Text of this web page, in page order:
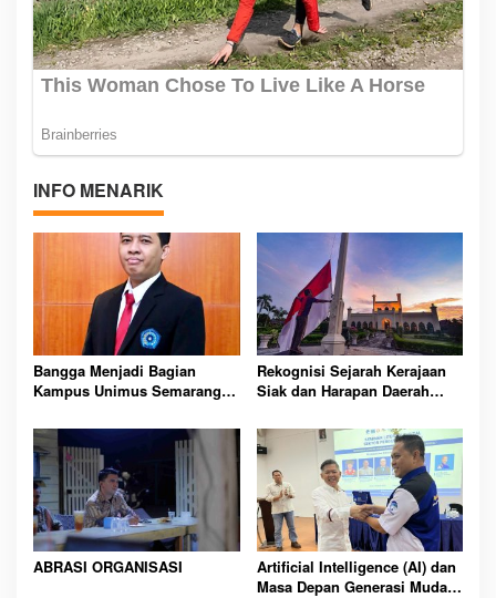
INFO MENARIK
Bangga Menjadi Bagian
Kampus Unimus Semarang:
Rekognisi Sejarah Kerajaan
Siak dan Harapan Daerah
ABRASI ORGANISASI
Artificial Intelligence (AI) dan
Masa Depan Generasi Muda